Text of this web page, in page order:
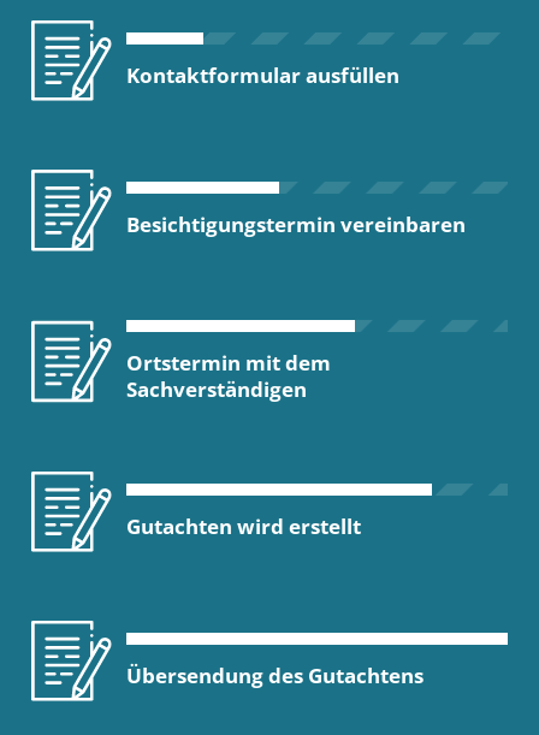
Kontaktformular ausfüllen
Besichtigungstermin vereinbaren
Ortstermin mit dem
Sachverständigen
Gutachten wird erstellt
Übersendung des Gutachtens